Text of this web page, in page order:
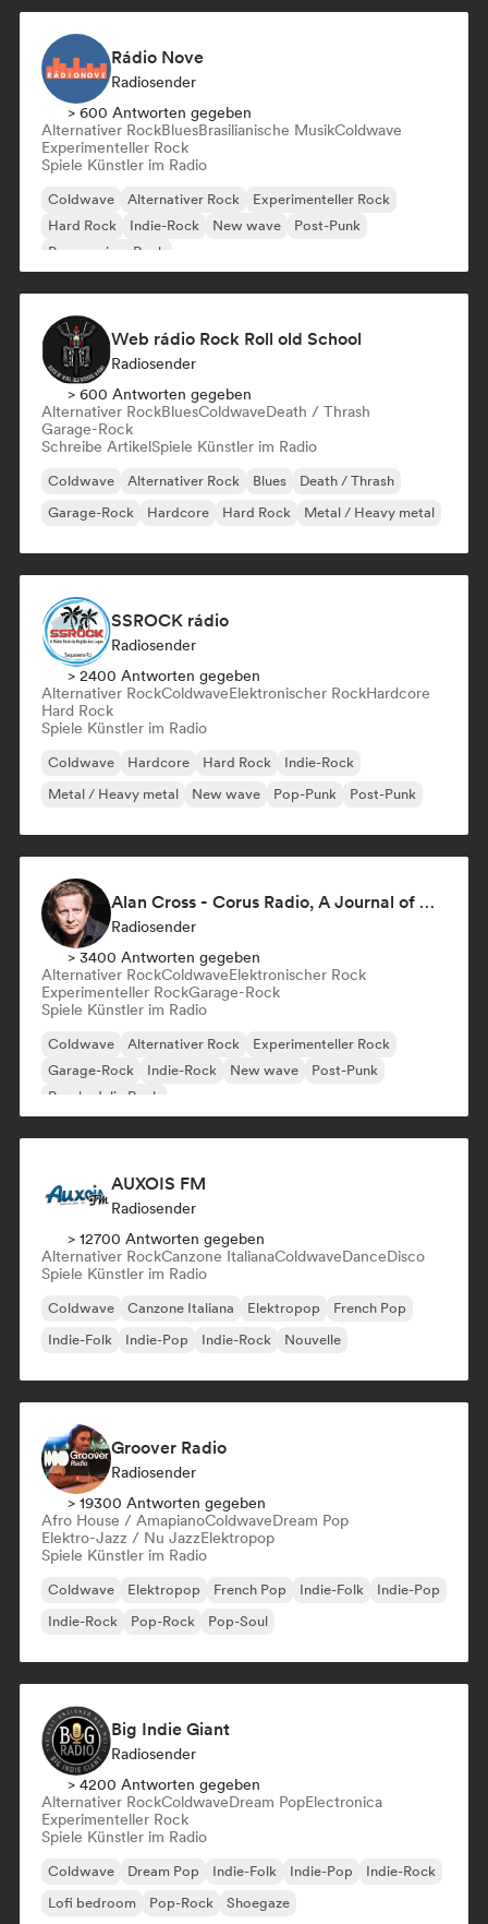
Rádio Nove
Radiosender
> 600 Antworten gegeben
Alternativer RockBluesBrasilianische MusikColdwave
Experimenteller Rock
Spiele Künstler im Radio
Coldwave Alternativer Rock
Experimenteller Rock
Hard Rock
Indie-Rock New wave
Post-Punk
Progressiver Rock
Web rádio Rock Roll old School
Radiosender
> 600 Antworten gegeben
Alternativer RockBluesColdwaveDeath / Thrash
Garage-Rock
Schreibe ArtikelSpiele Künstler im Radio
Coldwave Alternativer Rock Blues
Death / Thrash
Garage-Rock
Hardcore Hard Rock Metal / Heavy metal
SSROCK rádio
Radiosender
> 2400 Antworten gegeben
Alternativer RockColdwaveElektronischer RockHardcore
Hard Rock
Spiele Künstler im Radio
Coldwave Hardcore Hard Rock
Indie-Rock
Metal / Heavy metal
New wave Pop-Punk Post-Punk
Alan Cross - Corus Radio, A Journal of Musical Things
Radiosender
> 3400 Antworten gegeben
Alternativer RockColdwaveElektronischer Rock
Experimenteller RockGarage-Rock
Spiele Künstler im Radio
Coldwave Alternativer Rock
Experimenteller Rock
Garage-Rock
Indie-Rock New wave
Post-Punk
Psychedelic Rock
AUXOIS FM
Radiosender
> 12700 Antworten gegeben
Alternativer RockCanzone ItalianaColdwaveDanceDisco
Spiele Künstler im Radio
Coldwave Canzone Italiana Elektropop
French Pop
Indie-Folk
Indie-Pop Indie-Rock Nouvelle
Groover Radio
Radiosender
> 19300 Antworten gegeben
Afro House / AmapianoColdwaveDream Pop
Elektro-Jazz / Nu JazzElektropop
Spiele Künstler im Radio
Coldwave Elektropop French Pop Indie-Folk
Indie-Pop
Indie-Rock
Pop-Rock Pop-Soul
Big Indie Giant
Radiosender
> 4200 Antworten gegeben
Alternativer RockColdwaveDream PopElectronica
Experimenteller Rock
Spiele Künstler im Radio
Coldwave Dream Pop Indie-Folk Indie-Pop
Indie-Rock
Lofi bedroom
Pop-Rock Shoegaze